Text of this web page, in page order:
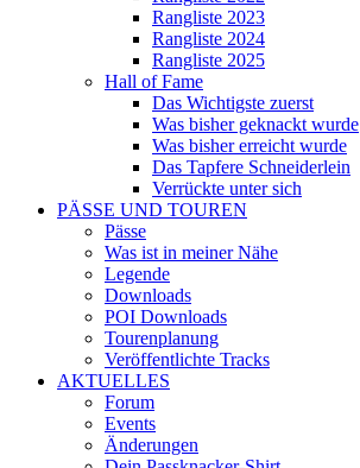
Rangliste 2023
Rangliste 2024
Rangliste 2025
Hall of Fame
Das Wichtigste zuerst
Was bisher geknackt wurde
Was bisher erreicht wurde
Das Tapfere Schneiderlein
Verrückte unter sich
PÄSSE UND TOUREN
Pässe
Was ist in meiner Nähe
Legende
Downloads
POI Downloads
Tourenplanung
Veröffentlichte Tracks
AKTUELLES
Forum
Events
Änderungen